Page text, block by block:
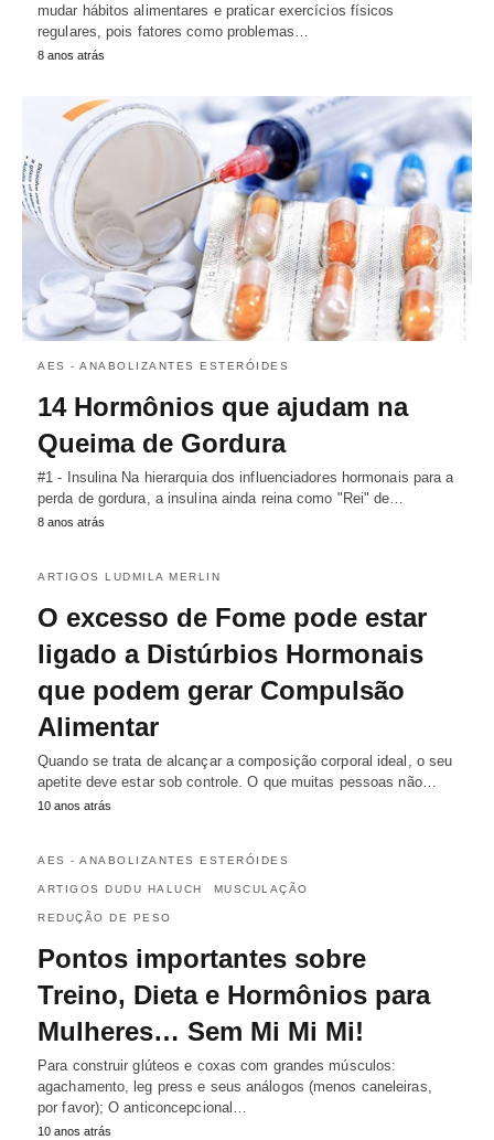
mudar hábitos alimentares e praticar exercícios físicos
regulares, pois fatores como problemas…
8 anos atrás
AES - ANABOLIZANTES ESTERÓIDES
14 Hormônios que ajudam na
Queima de Gordura
#1 - Insulina Na hierarquia dos influenciadores hormonais para a
perda de gordura, a insulina ainda reina como "Rei" de…
8 anos atrás
ARTIGOS LUDMILA MERLIN
O excesso de Fome pode estar
ligado a Distúrbios Hormonais
que podem gerar Compulsão
Alimentar
Quando se trata de alcançar a composição corporal ideal, o seu
apetite deve estar sob controle. O que muitas pessoas não…
10 anos atrás
AES - ANABOLIZANTES ESTERÓIDES
ARTIGOS DUDU HALUCH MUSCULAÇÃO
REDUÇÃO DE PESO
Pontos importantes sobre
Treino, Dieta e Hormônios para
Mulheres… Sem Mi Mi Mi!
Para construir glúteos e coxas com grandes músculos:
agachamento, leg press e seus análogos (menos caneleiras,
por favor); O anticoncepcional…
10 anos atrás